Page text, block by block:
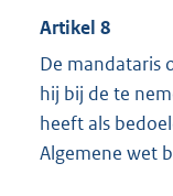
Artikel 8
De mandataris
hij bij de te
heeft als
Algemene wet